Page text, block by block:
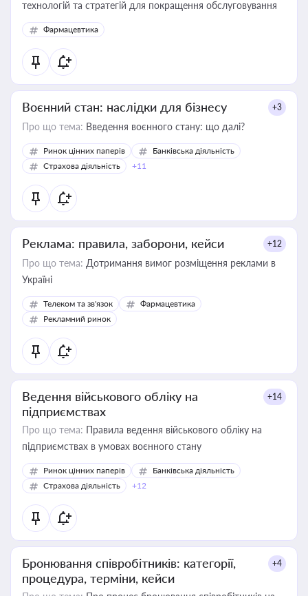
технологій та стратегій для покращення обслуговування
Фармацевтика
Воєнний стан: наслідки для бізнесу +3
Про що тема: Введення воєнного стану: що далі?
Ринок цінних паперів
Банківська діяльність
Страхова діяльність
+11
Реклама: правила, заборони, кейси +12
Про що тема: Дотримання вимог розміщення реклами в
Україні
Телеком та зв'язок
Фармацевтика
Рекламний ринок
Ведення військового обліку на
підприємствах
+14
Про що тема: Правила ведення військового обліку на
підприємствах в умовах воєнного стану
Ринок цінних паперів
Банківська діяльність
Страхова діяльність
+12
Бронювання співробітників: категорії,
процедура, терміни, кейси
+4